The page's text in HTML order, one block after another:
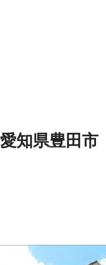
愛知県豊田市